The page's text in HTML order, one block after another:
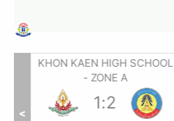
KHON KAEN HIGH SCHOOL
- ZONE A
1:2
<